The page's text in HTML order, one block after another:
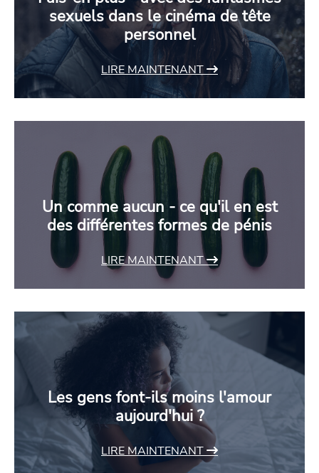
sexuels dans le cinéma de tête
personnel
LIRE MAINTENANT
Un comme aucun - ce qu'il en est
des différentes formes de pénis
LIRE MAINTENANT
Les gens font-ils moins l'amour
aujourd'hui ?
LIRE MAINTENANT